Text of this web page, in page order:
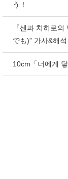
う！
『센과 치히로
でも)” 가사&해석
10cm「너에게